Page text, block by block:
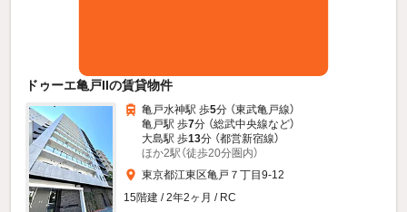
ドゥーエ亀戸IIの賃貸物件
亀戸水神駅 歩5分 （東武亀戸線）
亀戸駅 歩7分 （総武中央線など）
大島駅 歩13分 （都営新宿線）
ほか2駅（徒歩20分圏内）
東京都江東区亀戸７丁目9-12
15階建 / 2年2ヶ月 / RC